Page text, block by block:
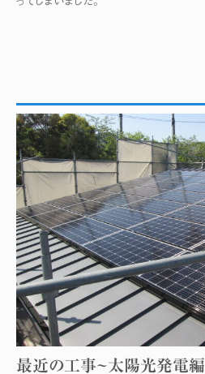
最近の工事~太陽光発電編